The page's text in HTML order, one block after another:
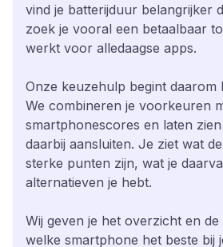
vind je batterijduur belangrijker
zoek je vooral een betaalbaar
werkt voor alledaagse apps.
Onze keuzehulp begint daarom
We combineren je voorkeuren
smartphonescores en laten
daarbij aansluiten. Je ziet wat
sterke punten zijn, wat je
alternatieven je hebt.
Wij geven je het overzicht en
welke smartphone het beste bij